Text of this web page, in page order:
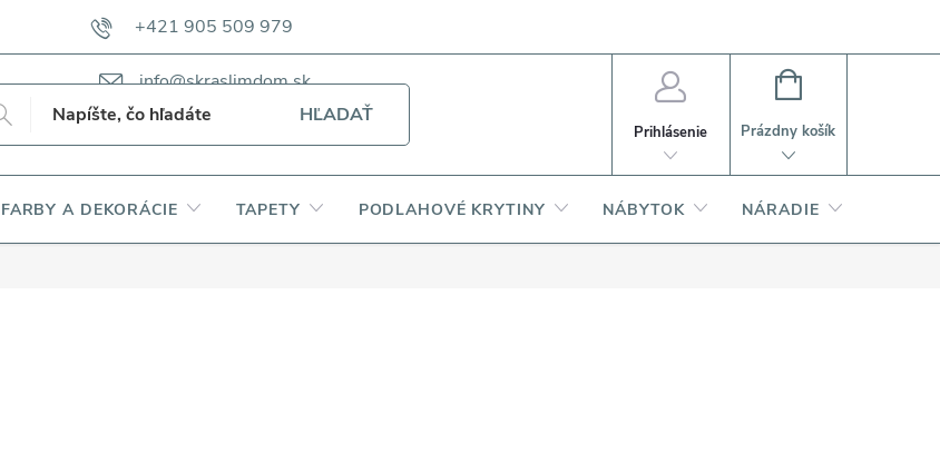
+421 905 509 979
info@skraslimdom.sk
VZORKOVNÍKY TKANÍN CAMFERO VZORKOVNÍK TKANÍN DAPPI
HĽADAŤ
Prihlásenie
NÁKUPNÝ
Prázdny košík
FARBY A DEKORÁCIE TAPETY PODLAHOVÉ KRYTINY NÁBYTOK NÁRADIE